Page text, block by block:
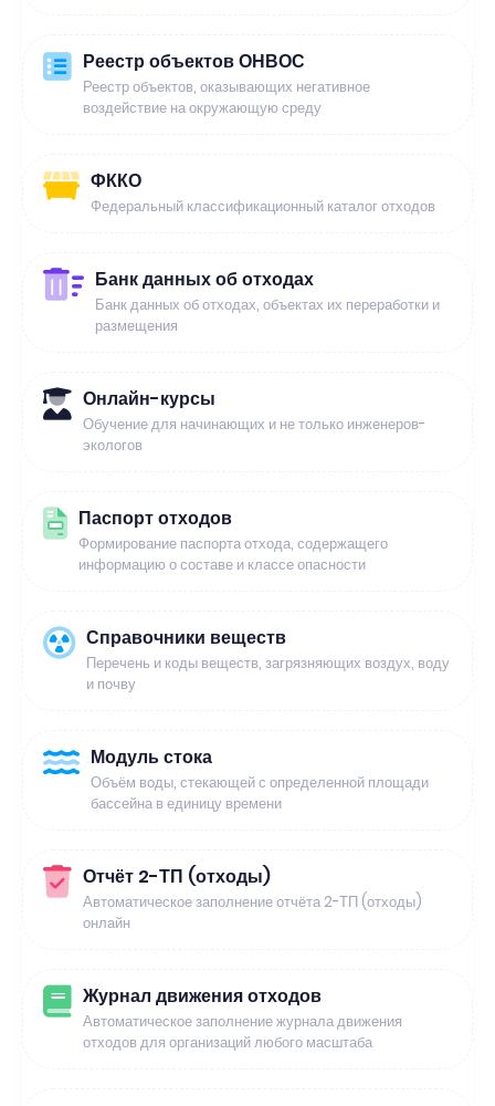
Реестр объектов ОНВОС
Реестр объектов, оказывающих негативное
воздействие на окружающую среду
ФККО
Федеральный классификационный каталог отходов
Банк данных об отходах
Банк данных об отходах, объектах их переработки и
размещения
Онлайн-курсы
Обучение для начинающих и не только инженеров-
экологов
Паспорт отходов
Формирование паспорта отхода, содержащего
информацию о составе и классе опасности
Справочники веществ
Перечень и коды веществ, загрязняющих воздух, воду
и почву
Модуль стока
Объём воды, стекающей с определенной площади
бассейна в единицу времени
Отчёт 2-ТП (отходы)
Автоматическое заполнение отчёта 2-ТП (отходы)
онлайн
Журнал движения отходов
Автоматическое заполнение журнала движения
отходов для организаций любого масштаба